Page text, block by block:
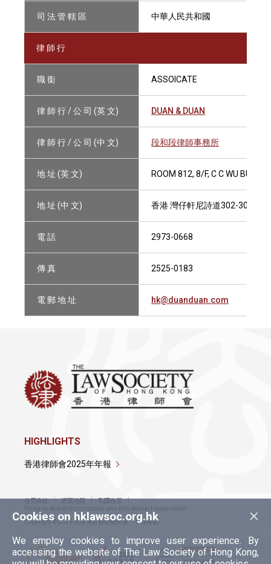
司 法 管 轄 區 中華人民共和國
律 師 行
職 銜 ASSOICATE
律 師 行 / 公 司 (英 文) DUAN & DUAN
律 師 行 / 公 司 (中 文) 段和段律師事務所
地 址 (英 文) ROOM 812, 8/F, C C WU
地 址 (中 文) 香港 灣仔軒尼詩道302-308號
電 話 2973-0668
傳 真 2525-0183
電 郵 地 址 hk@duanduan.com
×
Cookies on hklawsoc.org.hk
We employ cookies to improve user experience. By
accessing the website of The Law Society of Hong Kong,
HIGHLIGHTS
香港律師會2025年年報
使用條款 網頁地圖
私隱政策
Policy on Anti-Discrimination and Anti-Sexual Harassment
Copyright © 2026 香港律師會版權所有，不得轉載